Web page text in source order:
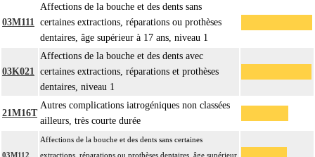
03M111
Affections de la bouche et des dents sans
certaines extractions, réparations ou prothèses
dentaires, âge supérieur à 17 ans, niveau 1
03K021
Affections de la bouche et des dents avec
certaines extractions, réparations et prothèses
dentaires, niveau 1
21M16T
Autres complications iatrogéniques non classées
ailleurs, très courte durée
03M112
Affections de la bouche et des dents sans certaines
extractions, réparations ou prothèses dentaires, âge supérieur